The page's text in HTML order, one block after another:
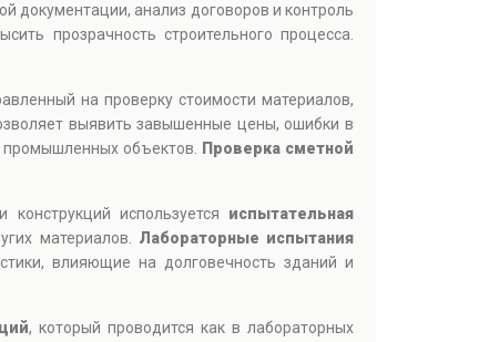
документации, анализ договоров и контроль
прозрачность строительного процесса.
на проверку стоимости материалов,
выявить завышенные цены, ошибки в
объектов.
Проверка сметной
используется испытательная
материалов. Лабораторные испытания
влияющие на долговечность зданий и
, который проводится как в лабораторных